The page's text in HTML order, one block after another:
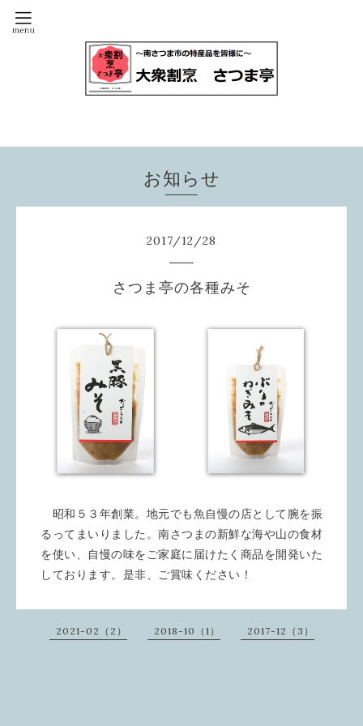
お知らせ
2017/12/28
さつま亭の各種みそ
昭和５３年創業。地元でも魚自慢の店として腕を振
るってまいりました。南さつまの新鮮な海や山の食材
を使い、自慢の味をご家庭に届けたく商品を開発いた
しております。是非、ご賞味ください！
2021-02（2） 2018-10（1） 2017-12（3）